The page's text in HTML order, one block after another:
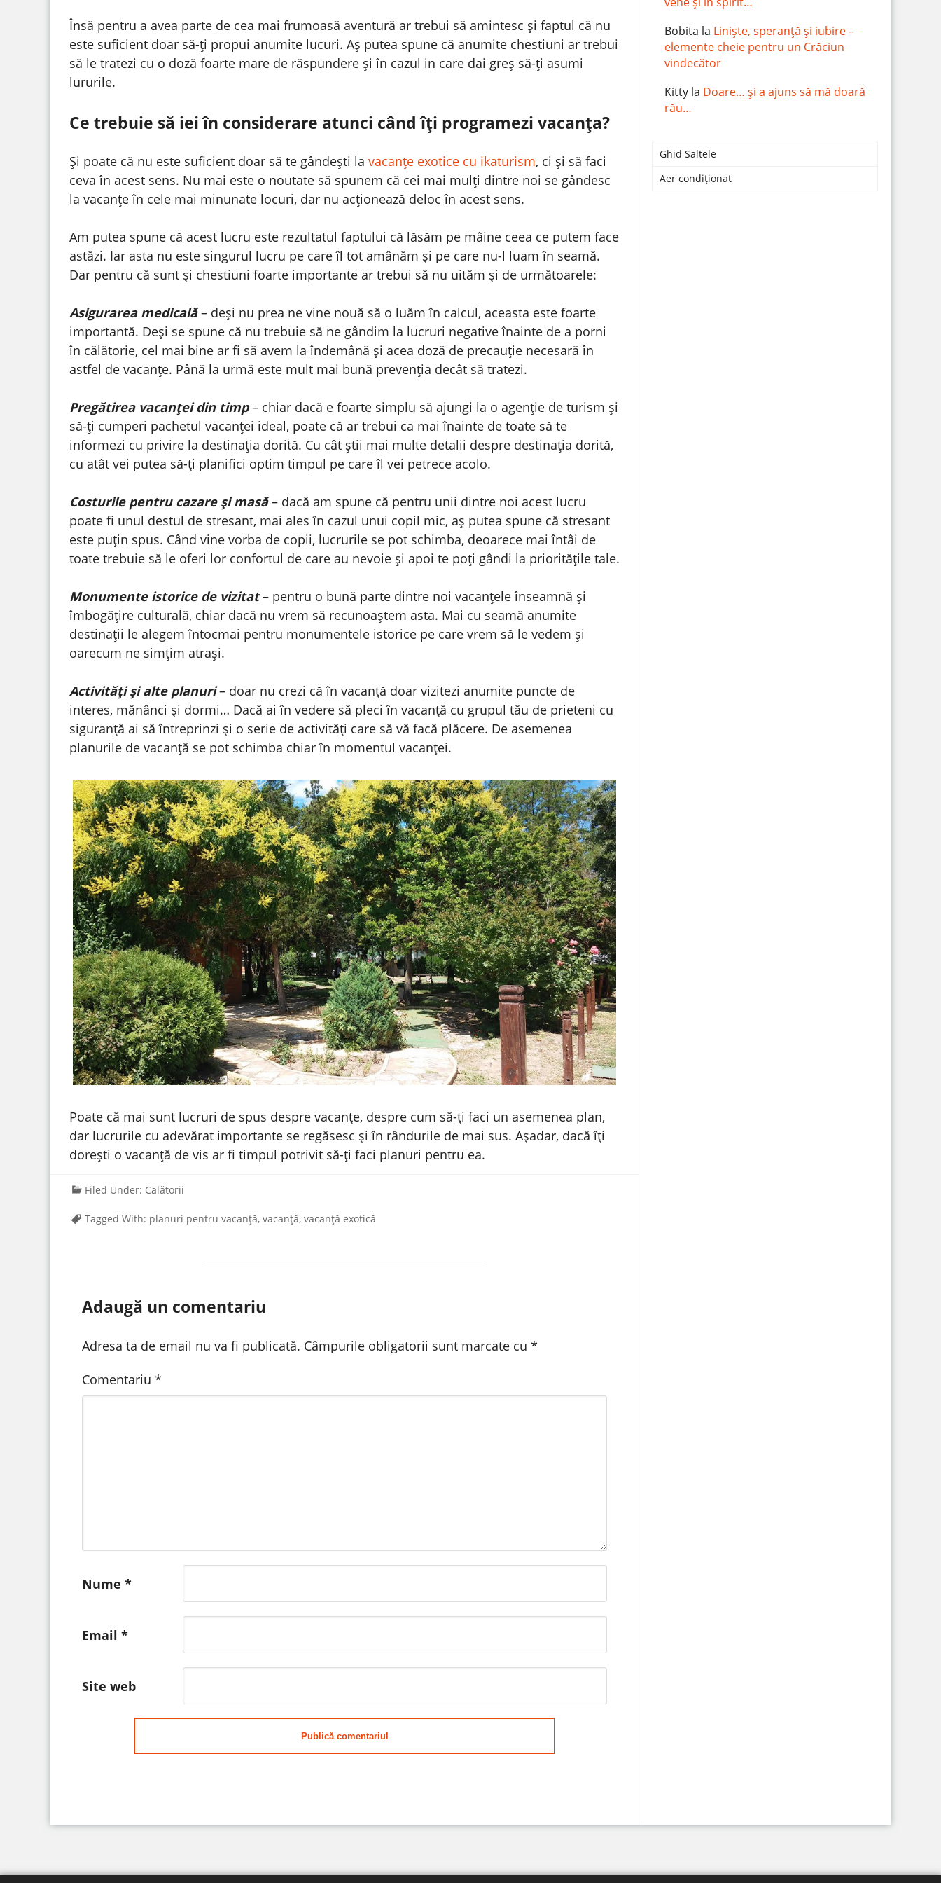
Însă pentru a avea parte de cea mai frumoasă aventură ar trebui să amintesc și faptul că nu
este suficient doar să-ți propui anumite lucuri. Aș putea spune că anumite chestiuni ar trebui
să le tratezi cu o doză foarte mare de răspundere și în cazul in care dai greș să-ți asumi
lururile.
Ce trebuie să iei în considerare atunci când îți programezi vacanța?
Și poate că nu este suficient doar să te gândești la vacanțe exotice cu ikaturism, ci și să faci
ceva în acest sens. Nu mai este o noutate să spunem că cei mai mulți dintre noi se gândesc
la vacanțe în cele mai minunate locuri, dar nu acționează deloc în acest sens.
Am putea spune că acest lucru este rezultatul faptului că lăsăm pe mâine ceea ce putem face
astăzi. Iar asta nu este singurul lucru pe care îl tot amânăm și pe care nu-l luam în seamă.
Dar pentru că sunt și chestiuni foarte importante ar trebui să nu uităm și de următoarele:
Asigurarea medicală– deși nu prea ne vine nouă să o luăm în calcul, aceasta este foarte
importantă. Deși se spune că nu trebuie să ne gândim la lucruri negative înainte de a porni
în călătorie, cel mai bine ar fi să avem la îndemână și acea doză de precauție necesară în
astfel de vacanțe. Până la urmă este mult mai bună prevenția decât să tratezi.
Pregătirea vacanței din timp– chiar dacă e foarte simplu să ajungi la o agenție de turism și
să-ți cumperi pachetul vacanței ideal, poate că ar trebui ca mai înainte de toate să te
informezi cu privire la destinația dorită. Cu cât știi mai multe detalii despre destinația dorită,
cu atât vei putea să-ți planifici optim timpul pe care îl vei petrece acolo.
Costurile pentru cazare și masă– dacă am spune că pentru unii dintre noi acest lucru
poate fi unul destul de stresant, mai ales în cazul unui copil mic, aș putea spune că stresant
este puțin spus. Când vine vorba de copii, lucrurile se pot schimba, deoarece mai întâi de
toate trebuie să le oferi lor confortul de care au nevoie și apoi te poți gândi la prioritățile tale.
Monumente istorice de vizitat– pentru o bună parte dintre noi vacanțele înseamnă și
îmbogățire culturală, chiar dacă nu vrem să recunoaștem asta. Mai cu seamă anumite
destinații le alegem întocmai pentru monumentele istorice pe care vrem să le vedem și
oarecum ne simțim atrași.
Activități și alte planuri– doar nu crezi că în vacanță doar vizitezi anumite puncte de
interes, mănânci și dormi… Dacă ai în vedere să pleci în vacanță cu grupul tău de prieteni cu
siguranță ai să întreprinzi și o serie de activități care să vă facă plăcere. De asemenea
planurile de vacanță se pot schimba chiar în momentul vacanței.
Poate că mai sunt lucruri de spus despre vacanțe, despre cum să-ți faci un asemenea plan,
dar lucrurile cu adevărat importante se regăsesc și în rândurile de mai sus. Așadar, dacă îți
dorești o vacanță de vis ar fi timpul potrivit să-ți faci planuri pentru ea.
Filed Under: Călătorii
Tagged With: planuri pentru vacanță, vacanță, vacanță exotică
Adaugă un comentariu
Adresa ta de email nu va fi publicată. Câmpurile obligatorii sunt marcate cu *
Comentariu *
Nume *
Email *
Site web
Publică comentariul
Bobita la Liniște, speranță și iubire –
elemente cheie pentru un Crăciun
vindecător
Kitty la Doare… și a ajuns să mă doară
rău…
Ghid Saltele
Aer condiționat